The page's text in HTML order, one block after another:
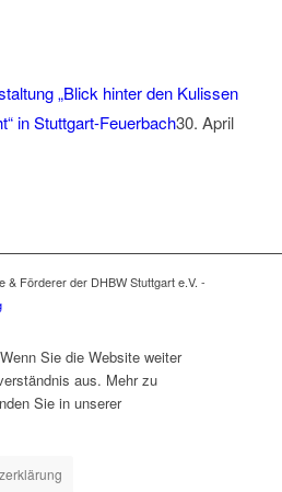
„Blick hinter den Kulissen
in Stuttgart-Feuerbach30. April
& Förderer der DHBW Stuttgart e.V. -
Sie die Website weiter
aus. Mehr zu
Sie in unserer